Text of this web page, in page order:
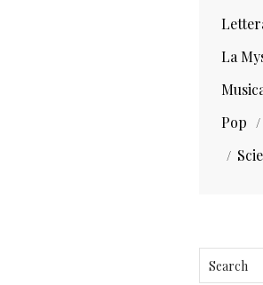
La
Pop